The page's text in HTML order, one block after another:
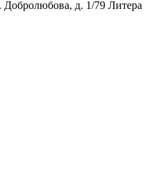
Добролюбова, д. 1/79 Литера